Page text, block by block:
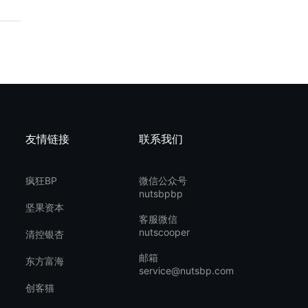
友情链接
疯狂BP
坚果资本
清控银杏
东方富海
创客猫
联系我们
微信公众号
nutsbpbp
客服微信
nutscooper
邮箱
service@nutsbp.com